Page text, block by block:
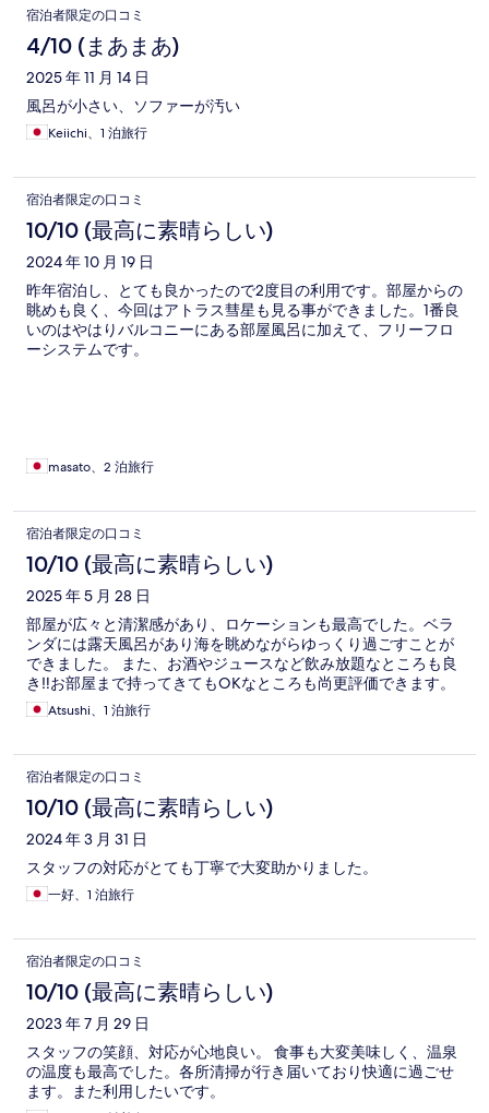
宿泊者限定の口コミ
4/10 (まあまあ)
2025 年 11 月 14 日
風呂が小さい、ソファーが汚い
Keiichi、1 泊旅行
宿泊者限定の口コミ
10/10 (最高に素晴らしい)
2024 年 10 月 19 日
昨年宿泊し、とても良かったので2度目の利用です。部屋からの
眺めも良く、今回はアトラス彗星も見る事ができました。1番良
いのはやはりバルコニーにある部屋風呂に加えて、フリーフロ
ーシステムです。
masato、2 泊旅行
宿泊者限定の口コミ
10/10 (最高に素晴らしい)
2025 年 5 月 28 日
部屋が広々と清潔感があり、ロケーションも最高でした。ベラ
ンダには露天風呂があり海を眺めながらゆっくり過ごすことが
できました。 また、お酒やジュースなど飲み放題なところも良
き‼︎お部屋まで持ってきてもOKなところも尚更評価できます。
Atsushi、1 泊旅行
宿泊者限定の口コミ
10/10 (最高に素晴らしい)
2024 年 3 月 31 日
スタッフの対応がとても丁寧で大変助かりました。
一好、1 泊旅行
宿泊者限定の口コミ
10/10 (最高に素晴らしい)
2023 年 7 月 29 日
スタッフの笑顔、対応が心地良い。 食事も大変美味しく、温泉
の温度も最高でした。各所清掃が行き届いており快適に過ごせ
ます。また利用したいです。